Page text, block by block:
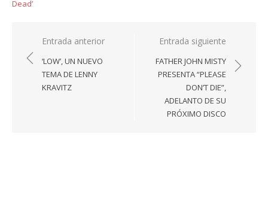
Dead’
Navegación
de
entradas
Entrada anterior
‘LOW’, UN NUEVO
TEMA DE LENNY
KRAVITZ
Entrada siguiente
FATHER JOHN MISTY
PRESENTA “PLEASE
DON’T DIE”,
ADELANTO DE SU
PRÓXIMO DISCO